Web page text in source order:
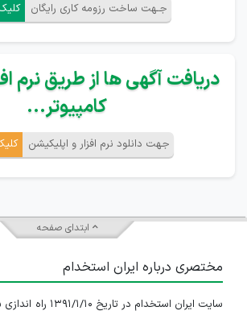
جـهت ساخت رزومه کاری رایگان
دریافت آگهی ها از طریق نرم
کامپیوتر...
جهت دانلود نرم افزار و اپلیکیشن
ابتدای صفحه
مختصری درباره ایران استخدام
سایت ایران استخدام